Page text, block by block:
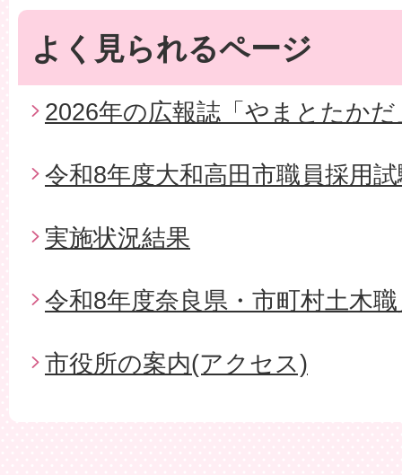
よく見られるページ
2026年の広報誌「やまとたかだ
令和8年度大和高田市職員採用
実施状況結果
令和8年度奈良県・市町村土木
市役所の案内(アクセス)